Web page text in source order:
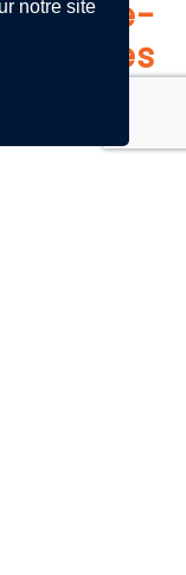
notre sitepré-
minutes